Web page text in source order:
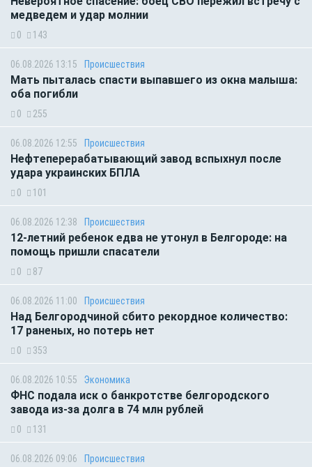
медведем и удар молнии
0 143
06.08.2026 13:15 Происшествия
Мать пыталась спасти выпавшего из окна малыша:
оба погибли
0 255
06.08.2026 12:55 Происшествия
Нефтеперерабатывающий завод вспыхнул после
удара украинских БПЛА
0 101
06.08.2026 12:38 Происшествия
12-летний ребенок едва не утонул в Белгороде: на
помощь пришли спасатели
0 87
06.08.2026 11:00 Происшествия
Над Белгородчиной сбито рекордное количество:
17 раненых, но потерь нет
0 353
06.08.2026 10:55 Экономика
ФНС подала иск о банкротстве белгородского
завода из-за долга в 74 млн рублей
0 131
06.08.2026 09:06 Происшествия